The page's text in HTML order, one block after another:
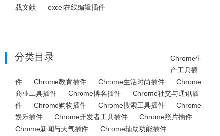
载文献
excel在线编辑插件
分类目录
Chrome生
产工具插
件
Chrome教育插件 Chrome生活时尚插件
Chrome
商业工具插件
Chrome博客插件
Chrome社交与通讯插
件
Chrome购物插件 Chrome搜索工具插件
Chrome
娱乐插件
Chrome开发者工具插件
Chrome照片插件
Chrome新闻与天气插件
Chrome辅助功能插件